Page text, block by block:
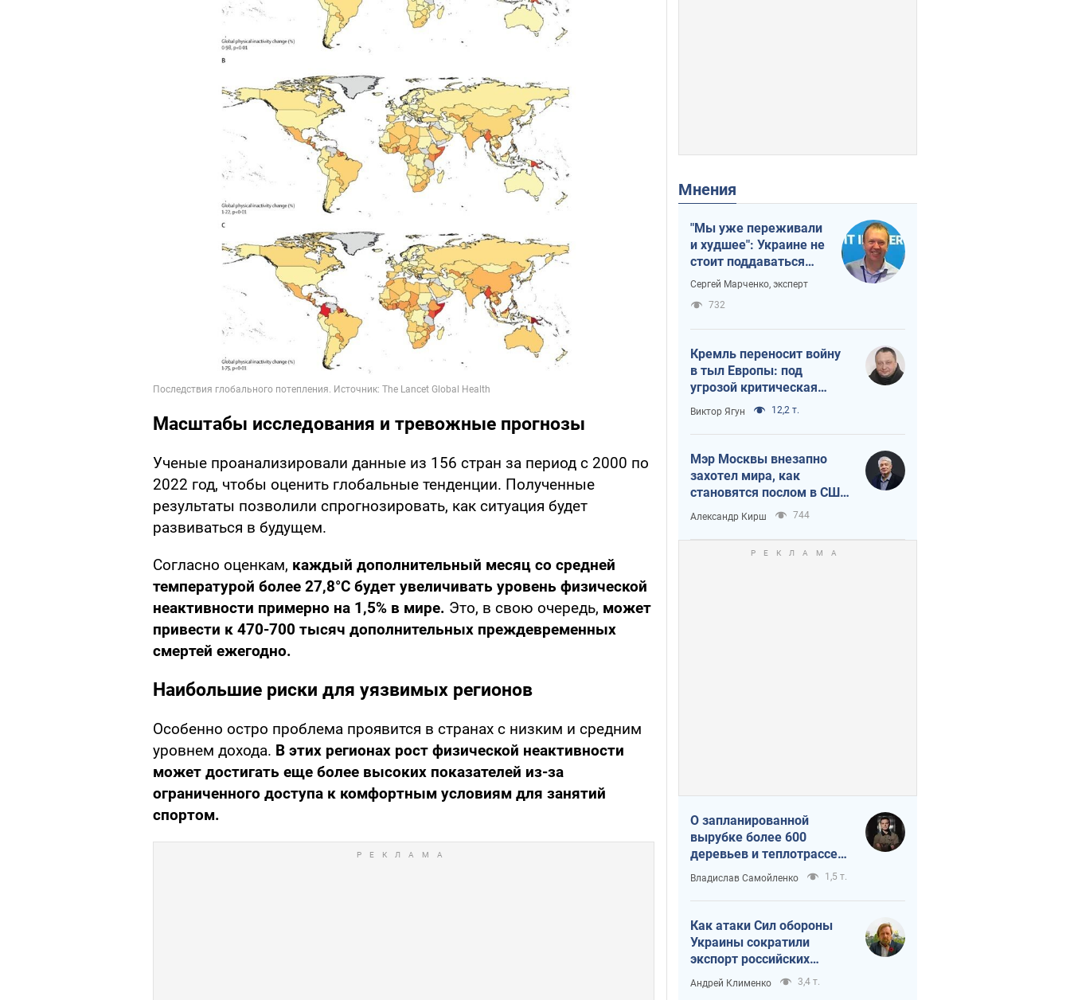
Масштабы исследования и тревожные прогнозы
Ученые проанализировали данные из 156 стран за период с 2000 по
2022 год, чтобы оценить глобальные тенденции. Полученные
результаты позволили спрогнозировать, как ситуация будет
развиваться в будущем.
Согласно оценкам, каждый дополнительный месяц со средней
температурой более 27,8°C будет увеличивать уровень физической
неактивности примерно на 1,5% в мире. Это, в свою очередь, может
привести к 470-700 тысяч дополнительных преждевременных
смертей ежегодно.
Наибольшие риски для уязвимых регионов
Особенно остро проблема проявится в странах с низким и средним
уровнем дохода. В этих регионах рост физической неактивности
может достигать еще более высоких показателей из-за
ограниченного доступа к комфортным условиям для занятий
спортом.
Мнения
"Мы уже переживали
и худшее": Украине не
стоит поддаваться
отчаянию из-за
Сергей Марченко, эксперт
732
Кремль переносит войну
в тыл Европы: под
угрозой критическая
логистика
Виктор Ягун 12,2 т.
Мэр Москвы внезапно
захотел мира, как
становятся послом в США
и новые украинские топ-
рейтинги
Александр Кирш 744
О запланированной
вырубке более 600
деревьев и теплотрассе:
что происходит на
Теремках в Киеве
Владислав Самойленко 1,5 т.
Как атаки Сил обороны
Украины сократили
экспорт российских
нефтепродуктов
Андрей Клименко 3,4 т.